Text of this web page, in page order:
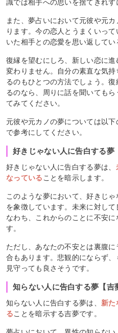
識では相手への思いを捨てきれず
また、夢占いにおいて元彼や元
ります。今の恋人とうまくいっ
いた相手との恋愛を思い返してい
復縁を望むにしろ、新しい恋に
変わりません。自分の素直な気
るのもひとつの方法でしょう。
るのなら、周りに話を聞いても
てみてください。
元彼や元カノの夢については以
で参考にしてください。
好きじゃない人に告白する夢
好きじゃない人に告白する夢は、
なっている ことを暗示します。
このような夢において、好きじ
を象徴しています。未来に対し
なわち、これからのことに不安
す。
ただし、あなたの不安とは裏腹
合もあります。悲観的にならず
見守っても良さそうです。
知らない人に告白する夢【吉
知らない人に告白する夢は、 新た
ることを暗示する吉夢です。